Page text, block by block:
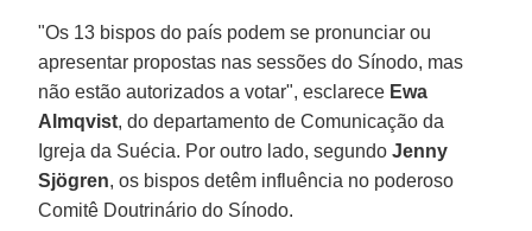
"Os 13 bispos do país podem se pronunciar ou
apresentar propostas nas sessões do Sínodo, mas
não estão autorizados a votar", esclarece Ewa
Almqvist, do departamento de Comunicação da
Igreja da Suécia. Por outro lado, segundoJenny
Sjögren, os bispos detêm influência no poderoso
Comitê Doutrinário do Sínodo.